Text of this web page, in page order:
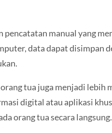
manual yang
data dapat disimpan
tua juga menjadi lebih
digital atau aplikasi
orang tua secara langsung.